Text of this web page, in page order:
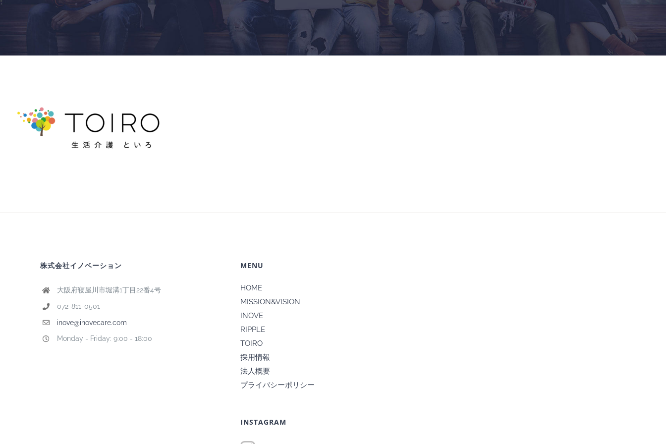
株式会社イノベーション
大阪府寝屋川市堀溝1丁目22番4号
072-811-0501
inove@inovecare.com
Monday - Friday: 9:00 - 18:00
MENU
HOME
MISSION&VISION
INOVE
RIPPLE
TOIRO
採用情報
法人概要
プライバシーポリシー
INSTAGRAM